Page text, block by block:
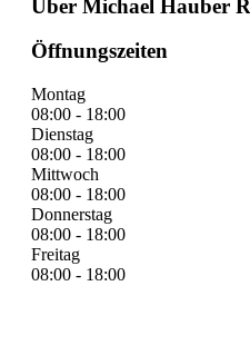
Über Michael Hauber
Öffnungszeiten
Montag
08:00 - 18:00
Dienstag
08:00 - 18:00
Mittwoch
08:00 - 18:00
Donnerstag
08:00 - 18:00
Freitag
08:00 - 18:00